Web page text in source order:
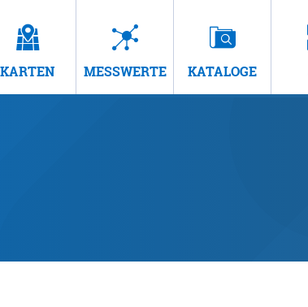
KARTEN MESSWERTE KATALOGE